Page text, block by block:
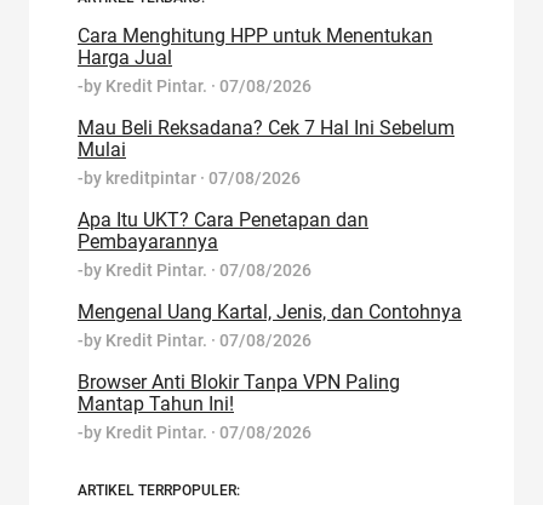
Cara Menghitung HPP untuk Menentukan
Harga Jual
-by Kredit Pintar. · 07/08/2026
Mau Beli Reksadana? Cek 7 Hal Ini Sebelum
Mulai
-by kreditpintar · 07/08/2026
Apa Itu UKT? Cara Penetapan dan
Pembayarannya
-by Kredit Pintar. · 07/08/2026
Mengenal Uang Kartal, Jenis, dan Contohnya
-by Kredit Pintar. · 07/08/2026
Browser Anti Blokir Tanpa VPN Paling
Mantap Tahun Ini!
-by Kredit Pintar. · 07/08/2026
ARTIKEL TERRPOPULER: